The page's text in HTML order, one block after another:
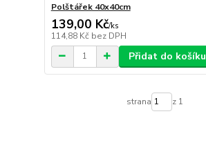
Polštářek 40x40cm
139,00 Kč/ks
114,88 Kč bez DPH
Přidat do košíku
strana z 1